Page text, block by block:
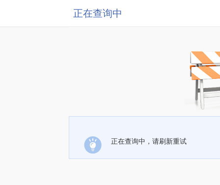
正在查询中
正在查询中，请刷新重试